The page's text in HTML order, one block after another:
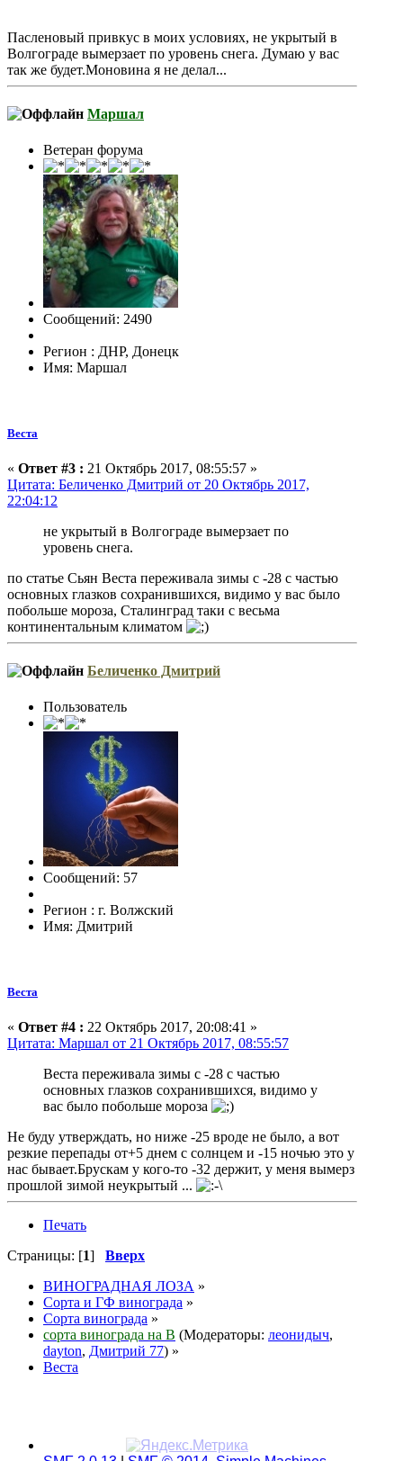
Пасленовый привкус в моих условиях, не укрытый в
Волгограде вымерзает по уровень снега. Думаю у вас
так же будет.Моновина я не делал...
Маршал
Ветеран форума
Сообщений: 2490
Регион : ДНР, Донецк
Имя: Маршал
Веста
« Ответ #3 : 21 Октябрь 2017, 08:55:57 »
Цитата: Беличенко Дмитрий от 20 Октябрь 2017,
22:04:12
не укрытый в Волгограде вымерзает по
уровень снега.
по статье Сьян Веста переживала зимы с -28 с частью
основных глазков сохранившихся, видимо у вас было
побольше мороза, Сталинград таки с весьма
континентальным климатом
Беличенко Дмитрий
Пользователь
Сообщений: 57
Регион : г. Волжский
Имя: Дмитрий
Веста
« Ответ #4 : 22 Октябрь 2017, 20:08:41 »
Цитата: Маршал от 21 Октябрь 2017, 08:55:57
Веста переживала зимы с -28 с частью
основных глазков сохранившихся, видимо у
вас было побольше мороза
Не буду утверждать, но ниже -25 вроде не было, а вот
резкие перепады от+5 днем с солнцем и -15 ночью это у
нас бывает.Брускам у кого-то -32 держит, у меня вымерз
прошлой зимой неукрытый ...
Печать
Страницы: [1] Вверх
ВИНОГРАДНАЯ ЛОЗА »
Сорта и ГФ винограда »
Сорта винограда »
сорта винограда на В (Модераторы: леонидыч,
dayton, Дмитрий 77) »
Веста